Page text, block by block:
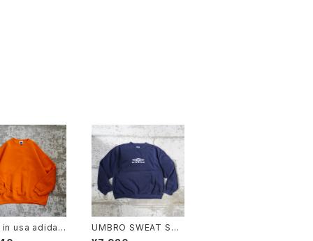
in usa adidas
UMBRO SWEAT SHI
RT